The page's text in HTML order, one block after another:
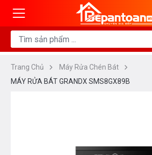
Trang Chủ
Máy Rửa Chén Bát
MÁY RỬA BÁT GRANDX SMS8GX89B